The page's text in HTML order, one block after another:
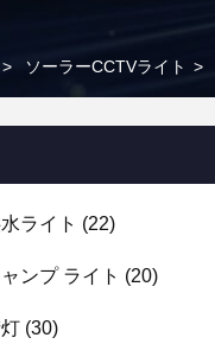
> ソーラーCCTVライト >
ライト (22)
ンプ ライト (20)
(30)